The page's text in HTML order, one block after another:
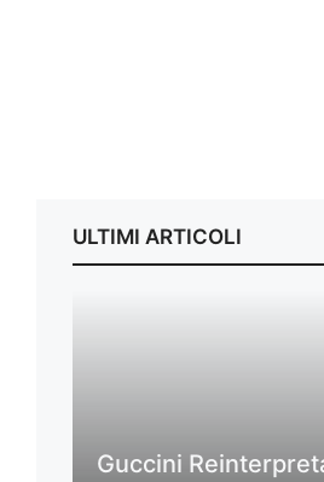
ULTIMI ARTICOLI
Guccini